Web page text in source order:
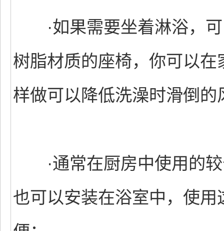
·如果需要坐着淋浴，可
树脂材质的座椅，你可以
样做可以降低洗澡时滑倒的
·通常在厨房中使用的较
也可以安装在浴室中，使